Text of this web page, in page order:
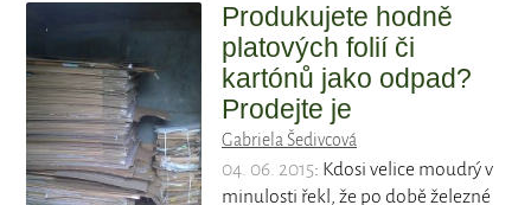
Produkujete hodně
platových folií či
kartónů jako odpad?
Prodejte je
Gabriela Šedivcová
04. 06. 2015: Kdosi velice moudrý v
minulosti řekl, že po době železné